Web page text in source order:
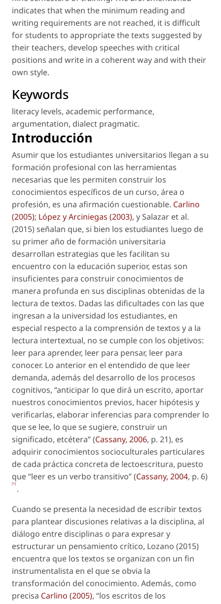
indicates that when the minimum reading and
writing requirements are not reached, it is difficult
for students to appropriate the texts suggested by
their teachers, develop speeches with critical
positions and write in a coherent way and with their
own style.
Keywords
literacy levels, academic performance,
argumentation, dialect pragmatic.
Introducción
Asumir que los estudiantes universitarios llegan a su
formación profesional con las herramientas
necesarias que les permiten construir los
conocimientos específicos de un curso, área o
profesión, es una afirmación cuestionable. Carlino
(2005); López y Arciniegas (2003), y Salazar et al.
(2015) señalan que, si bien los estudiantes luego de
su primer año de formación universitaria
desarrollan estrategias que les facilitan su
encuentro con la educación superior, estas son
insuficientes para construir conocimientos de
manera profunda en sus disciplinas obtenidas de la
lectura de textos. Dadas las dificultades con las que
ingresan a la universidad los estudiantes, en
especial respecto a la comprensión de textos y a la
lectura intertextual, no se cumple con los objetivos:
leer para aprender, leer para pensar, leer para
conocer. Lo anterior en el entendido de que leer
demanda, además del desarrollo de los procesos
cognitivos, “anticipar lo que dirá un escrito, aportar
nuestros conocimientos previos, hacer hipótesis y
verificarlas, elaborar inferencias para comprender lo
que se lee, lo que se sugiere, construir un
significado, etcétera” (Cassany, 2006, p. 21), es
adquirir conocimientos socioculturales particulares
de cada práctica concreta de lectoescritura, puesto
que “leer es un verbo transitivo” (Cassany, 2004, p. 6)
[1] .
Cuando se presenta la necesidad de escribir textos
para plantear discusiones relativas a la disciplina, al
diálogo entre disciplinas o para expresar y
estructurar un pensamiento crítico, Lozano (2015)
encuentra que los textos se organizan con un fin
instrumentalista en el que se obvia la
transformación del conocimiento. Además, como
precisa Carlino (2005), “los escritos de los